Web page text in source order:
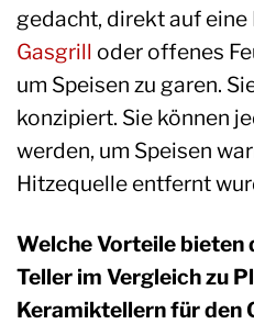
gedacht, direkt auf
Gasgrill oder offenes
um Speisen zu garen.
konzipiert. Sie können
werden, um Speisen
Hitzequelle entfernt
Welche Vorteile bieten
Teller im Vergleich zu
Keramiktellern für den